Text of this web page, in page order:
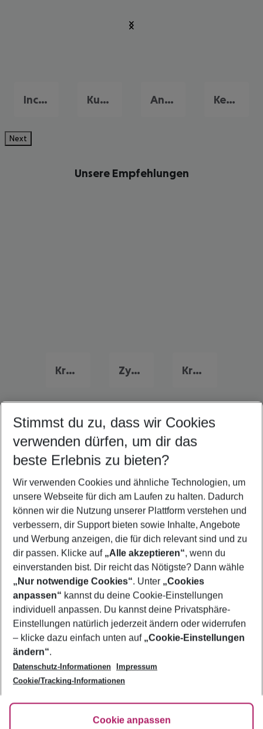
Incekum Kundu Antalya Kemer
Next
Unsere Empfehlungen
Kreta Urlaub Zypern Urlaub Kroatien Urlaub
Quicklinks
Last Minute Bogazkent
Familienurlaub Bogazkent
Flug & Hotel Bogazkent
Frübucher Angebote Bogazkent für 2026
Urlaub Bogazkent
Footer
Footer navigation
Über uns
AGB
Bestpreisgarantie
Cookie-Einstellungen ändern
Cookie-Richtlinie
Agenturbetreuung
Barrierefreies Reisen
HanseMerkur Reiseversicherung
Folge uns
Stimmst du zu, dass wir Cookies
verwenden dürfen, um dir das
beste Erlebnis zu bieten?
Wir verwenden Cookies und ähnliche Technologien, um
unsere Webseite für dich am Laufen zu halten. Dadurch
können wir die Nutzung unserer Plattform verstehen und
verbessern, dir Support bieten sowie Inhalte, Angebote
und Werbung anzeigen, die für dich relevant sind und zu
dir passen. Klicke auf „Alle akzeptieren“, wenn du
einverstanden bist. Dir reicht das Nötigste? Dann wähle
„Nur notwendige Cookies“. Unter „Cookies
anpassen“ kannst du deine Cookie-Einstellungen
individuell anpassen. Du kannst deine Privatsphäre-
Einstellungen natürlich jederzeit ändern oder widerrufen
– klicke dazu einfach unten auf „Cookie-Einstellungen
ändern“.
Datenschutz-Informationen
Impressum
Cookie/Tracking-Informationen
Cookie anpassen